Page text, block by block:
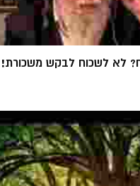
לא לשכוח לבקש משכורת!